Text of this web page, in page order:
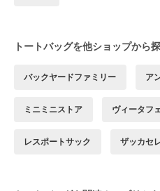
トートバッグを他ショップから
バックヤードファミリー ア
ミニミニストア ヴィータフ
レスポートサック ザッカセ